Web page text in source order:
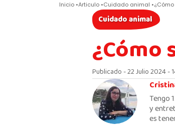
Inicio Articulo Cuidado animal
Cuidado animal
¿Cómo
Publicado - 22 Julio 2024 -
Tengo
y
es